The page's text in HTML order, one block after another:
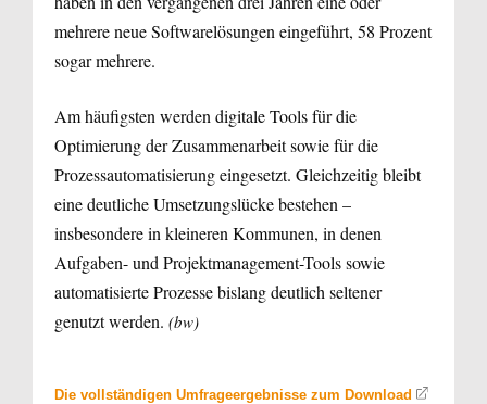
mehrere neue Softwarelösungen eingeführt, 58 Prozent
sogar mehrere.
Am häufigsten werden digitale Tools für die
Optimierung der Zusammenarbeit sowie für die
Prozessautomatisierung eingesetzt. Gleichzeitig bleibt
eine deutliche Umsetzungslücke bestehen –
insbesondere in kleineren Kommunen, in denen
Aufgaben- und Projektmanagement-Tools sowie
automatisierte Prozesse bislang deutlich seltener
genutzt werden. (bw)
Die vollständigen Umfrageergebnisse zum Download